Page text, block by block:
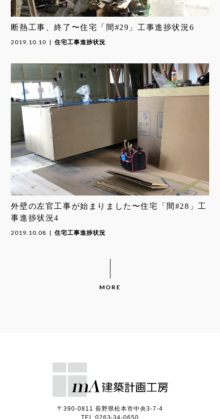
断熱工事、終了〜住宅「間#29」工事進捗状況6
2019.10.10 住宅工事進捗状況
外壁の左官工事が始まりました〜住宅「間#28」工
事進捗状況4
2019.10.08 住宅工事進捗状況
MORE
〒390-0811 長野県松本市中央3-7-4
TEL:0263-34-0650